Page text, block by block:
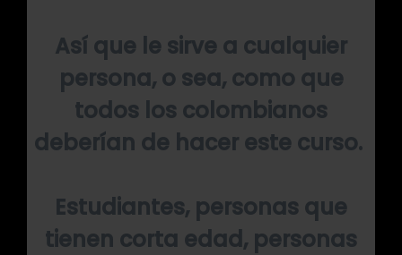
Así que le sirve a cualquier
persona, o sea, como que
todos los colombianos
deberían de hacer este curso.
Estudiantes, personas que
tienen corta edad, personas